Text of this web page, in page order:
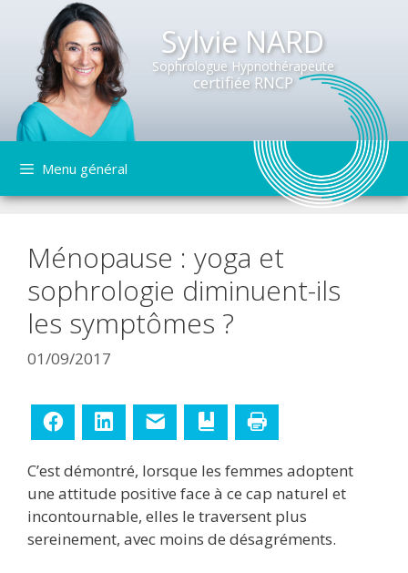
Sylvie NARD
Sophrologue Hypnothérapeute
certifiée RNCP
contenu
Menu général
Ménopause : yoga et
sophrologie diminuent-ils
les symptômes ?
01/09/2017
Facebook LinkedIn Ajouter aux favoris
C’est démontré, lorsque les femmes adoptent
une attitude positive face à ce cap naturel et
incontournable, elles le traversent plus
sereinement, avec moins de désagréments.